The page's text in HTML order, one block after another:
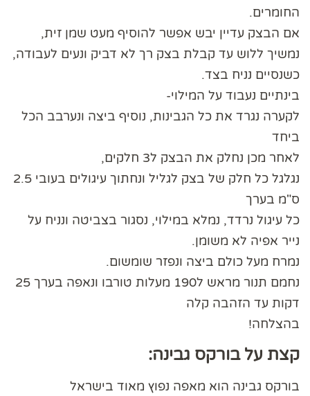
החומרים.
אם הבצק עדיין יבש אפשר להוסיף מעט שמן זית,
נמשיך ללוש עד קבלת בצק רך לא דביק ונעים לעבודה,
כשנסיים נניח בצד.
בינתיים נעבוד על המילוי-
לקערה נגרד את כל הגבינות, נוסיף ביצה ונערבב הכל
ביחד
לאחר מכן נחלק את הבצק ל3 חלקים,
נגלגל כל חלק של בצק לגליל ונחתוך עיגולים בעובי 2.5
ס"מ בערך
כל עיגול נרדד, נמלא במילוי, נסגור בצביטה ונניח על
נייר אפיה לא משומן.
נמרח מעל כולם ביצה ונפזר שומשום.
נחמם תנור מראש ל190 מעלות טורבו ונאפה בערך 25
דקות עד הזהבה קלה
בהצלחה!
קצת על בורקס גבינה:
בורקס גבינה הוא מאפה נפוץ מאוד בישראל